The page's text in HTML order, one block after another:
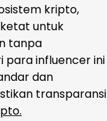
kripto,
untuk
tanpa
para influencer ini
dan
transparansi